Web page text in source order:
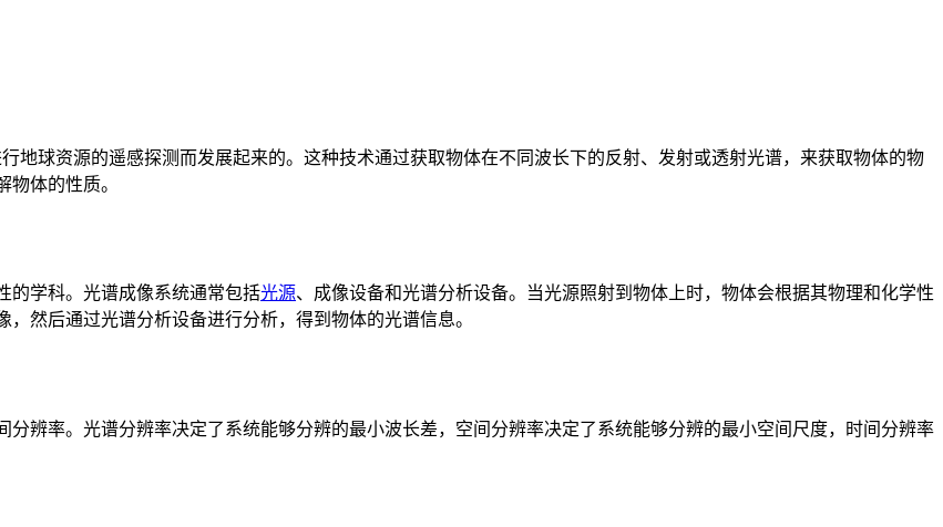
地球资源的遥感探测而发展起来的。这种技术通过获取物体在不同波长下的反射、发射或透射光谱，来获取物体的物
体的性质。
的学科。光谱成像系统通常包括光源、成像设备和光谱分析设备。当光源照射到物体上时，物体会根据其物理和化学性
然后通过光谱分析设备进行分析，得到物体的光谱信息。
辨率。光谱分辨率决定了系统能够分辨的最小波长差，空间分辨率决定了系统能够分辨的最小空间尺度，时间分辨率